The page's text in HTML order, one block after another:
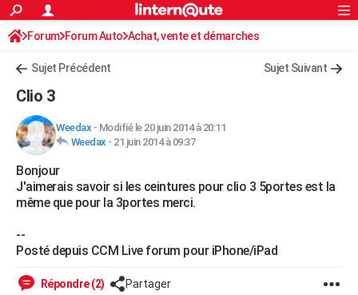
ACTUALITÉS
Politique
Société
Faits Divers
Education
Monde
Villes
+
FINANCE
Retraite
Impôts
Epargne
Immobilier
Risques naturels par ville
Banque
Assurance
Crédit
AUTO
Essais
Réserver un essai
Citadines
Berlines
SUV
Forum auto
+HIGH-TECH
Mobiles
Meilleur smartphone
Internet
Ordinateurs
Jeux vidéo
Guide high-tech
+
Forum
Aménagement intérieur
Extérieur
Cuisine
Salle de bains
Jardinage
Rangement
WEEK-END
Guides de France
Escapades
Patrimoine
Expositions
Musées
Week-end nature
LIFESTYLE
S'inscrire
Connexion
Forum Forum Auto Achat, vente et démarches
Avis sur les modèles
Sujet Précédent Sujet Suivant
Clio 3
Weedax - Modifié le 20 juin 2014 à 20:11
Weedax - 21 juin 2014 à 09:37
Bonjour
J'aimerais savoir si les ceintures pour clio 3 5portes est la
même que pour la 3portes merci.
--
Posté depuis CCM Live forum pour iPhone/iPad
Répondre (2) Partager